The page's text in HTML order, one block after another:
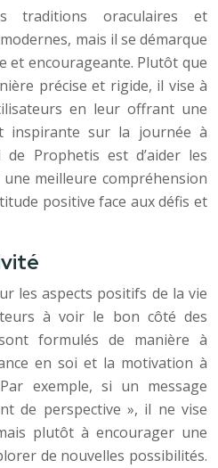
traditions oraculaires et
mais il se démarque
et encourageante. Plutôt que
précise et rigide, il vise à
en leur offrant une
inspirante sur la journée à
de Prophetis est d’aider les
meilleure compréhension
positive face aux défis et
les aspects positifs de la vie
à voir le bon côté des
formulés de manière à
en soi et la motivation à
exemple, si un message
de perspective », il ne vise
plutôt à encourager une
de nouvelles possibilités.